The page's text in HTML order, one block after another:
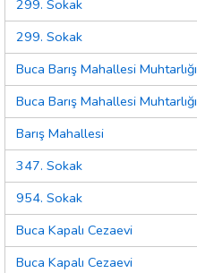
299. Sokak
299. Sokak
Buca Barış Mahallesi Muhtarlığı
Buca Barış Mahallesi Muhtarlığı
Barış Mahallesi
347. Sokak
954. Sokak
Buca Kapalı Cezaevi
Buca Kapalı Cezaevi